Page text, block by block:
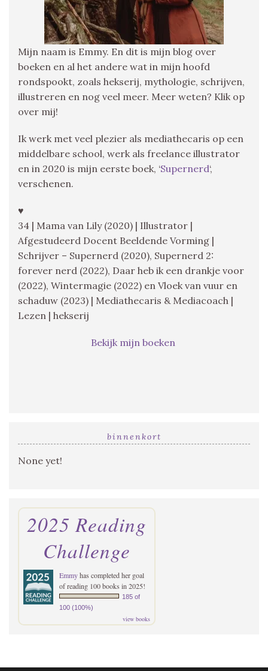
Mijn naam is Emmy. En dit is mijn blog over
boeken en al het andere wat in mijn hoofd
rondspookt, zoals hekserij, mythologie, schrijven,
illustreren en nog veel meer. Meer weten? Klik op
over mij!
Ik werk met veel plezier als mediathecaris op een
middelbare school, werk als freelance illustrator
en in 2020 is mijn eerste boek, ‘Supernerd‘,
verschenen.
♥
34 | Mama van Lily (2020) | Illustrator |
Afgestudeerd Docent Beeldende Vorming |
Schrijver – Supernerd (2020), Supernerd 2:
forever nerd (2022), Daar heb ik een drankje voor
(2022), Wintermagie (2022) en Vloek van vuur en
schaduw (2023) | Mediathecaris & Mediacoach |
Lezen | hekserij
Bekijk mijn boeken
binnenkort
None yet!
2025 Reading
Challenge
Emmyhas completed her goal
of reading 100 books in 2025!
185 of
100 (100%)
view books